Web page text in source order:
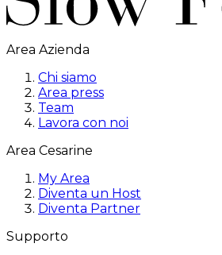
Area Azienda
Chi siamo
Area press
Team
Lavora con noi
Area Cesarine
My Area
Diventa un Host
Diventa Partner
Supporto